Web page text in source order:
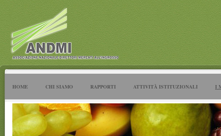
HOME CHI SIAMO RAPPORTI ATTIVITÀ ISTITUZIONALI I